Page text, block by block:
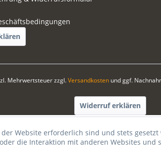
Mehrwertsteuer zzgl.Versandkostenund ggf.
Widerruf erklären
Website erforderlich sind und stets
die Interaktion mit anderen Websites und